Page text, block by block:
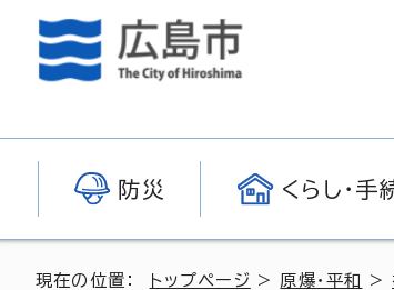
防災 くらし・手
現在の位置： トップページ > 原爆・平和 >